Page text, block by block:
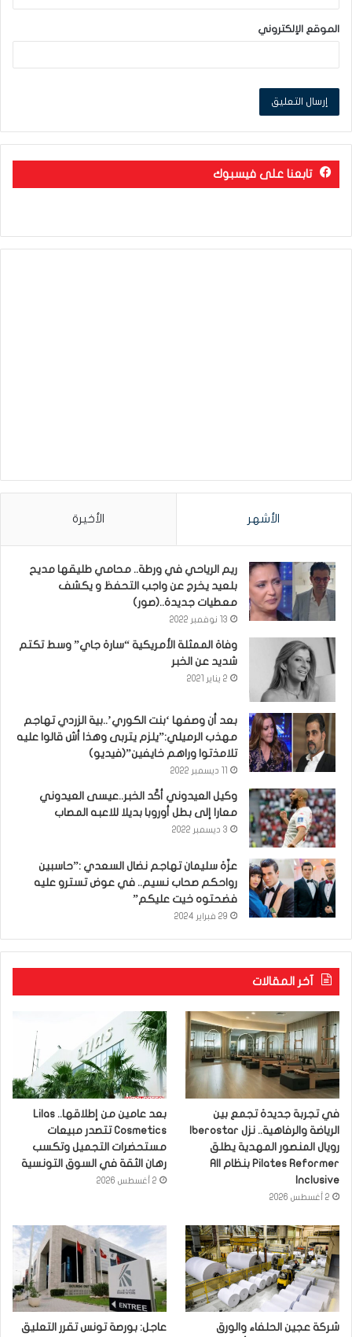
الموقع الإلكتروني
تابعنا على فيسبوك
الأشهر الأخيرة
ريم الرياحي في ورطة.. محامي طليقها مديح
بلعيد يخرج عن واجب التحفظ و يكشف
معطيات جديدة..(صور)
13 نوفمبر 2022
وفاة الممثلة الأمريكية “سارة جاي” وسط تكتم
شديد عن الخبر
2 يناير 2021
بعد أن وصفها ‘بنت الكوري’..بية الزردي تهاجم
مهذب الرميلي:”يلزم يتربى وهذا أش قالوا عليه
تلامذتوا وراهم خايفين”(فيديو)
وكيل العيدوني أكّد الخبر..عيسى العيدوني
معارا إلى بطل أوروبا بديلا للاعبه المصاب
3 ديسمبر 2022
عزّة سليمان تهاجم نضال السعدي :”حاسبين
رواحكم صحاب نسيم.. في عوض تسترو عليه
فضحتوه خيت عليكم”
29 فبراير 2024
آخر المقالات
في تجربة جديدة تجمع بين
رويال المنصور المهدية يطلق
Pilates Reformer بنظام All
Inclusive
2 أغسطس 2026
بعد عامين من إطلاقها.. Lilas
Cosmetics تتصدر مبيعات
مستحضرات التجميل وتكسب
رهان الثقة في السوق التونسية
2 أغسطس 2026
شركة عجين الحلفاء والورق عاجل: بورصة تونس تقرر التعليق